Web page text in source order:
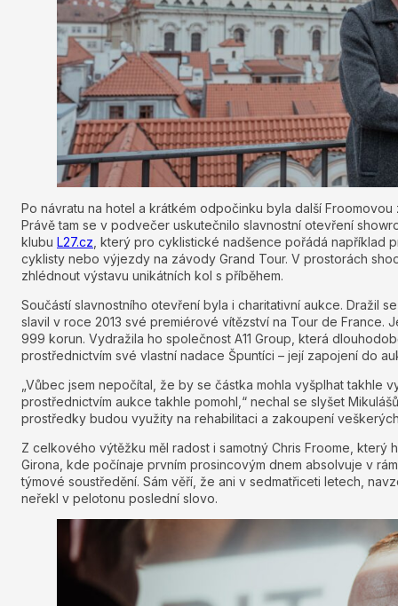
Po návratu na hotel a krátkém odpočinku byla další
Právě tam se v podvečer uskutečnilo slavnostní otevření
klubu L27.cz , který pro cyklistické nadšence pořádá například
cyklisty nebo výjezdy na závody Grand Tour. V prostorách
zhlédnout výstavu unikátních kol s příběhem.
Součástí slavnostního otevření byla i charitativní aukce. Dražil
slavil v roce 2013 své premiérové vítězství na Tour de France.
999 korun. Vydražila ho společnost A11 Group, která
prostřednictvím své vlastní nadace Špuntíci – její zapojení do
„Vůbec jsem nepočítal, že by se částka mohla vyšplhat takhle
prostřednictvím aukce takhle pomohl,“ nechal se slyšet
prostředky budou využity na rehabilitaci a zakoupení
Z celkového výtěžku měl radost i samotný Chris Froome, který
Girona, kde počínaje prvním prosincovým dnem absolvuje v
týmové soustředění. Sám věří, že ani v sedmatřiceti letech,
neřekl v pelotonu poslední slovo.